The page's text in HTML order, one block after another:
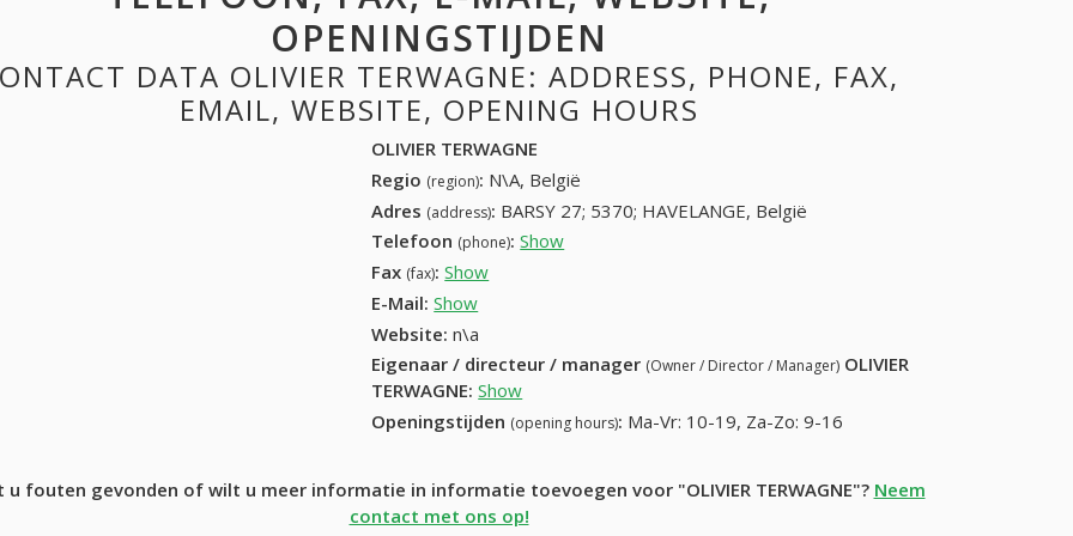
OPENINGSTIJDEN
DATA OLIVIER TERWAGNE: ADDRESS, PHONE, FAX,
EMAIL, WEBSITE, OPENING HOURS
OLIVIER TERWAGNE
Regio (region): N\A, België
Adres (address): BARSY 27; 5370; HAVELANGE, België
Telefoon (phone): Show
Fax (fax): Show
E-Mail: Show
Website: n\a
Eigenaar / directeur / manager (Owner / Director / Manager) OLIVIER
TERWAGNE: Show
Openingstijden (opening hours): Ma-Vr: 10-19, Za-Zo: 9-16
u fouten gevonden of wilt u meer informatie in informatie toevoegen voor "OLIVIER TERWAGNE"? Neem
contact met ons op!